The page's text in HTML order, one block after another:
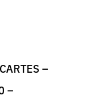
–
–